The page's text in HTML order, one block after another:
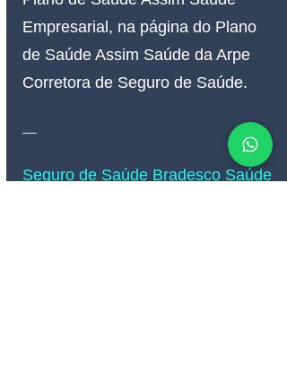
Empresarial, na página do Plano
de Saúde Assim Saúde da Arpe
Corretora de Seguro de Saúde.
__
Seguro de Saúde Bradesco Saúde